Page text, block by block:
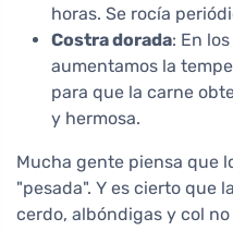
horas. Se rocía
Costra dorada: En
aumentamos la
para que la carne
y hermosa.
Mucha gente piensa que
"pesada". Y es cierto que
cerdo, albóndigas y col